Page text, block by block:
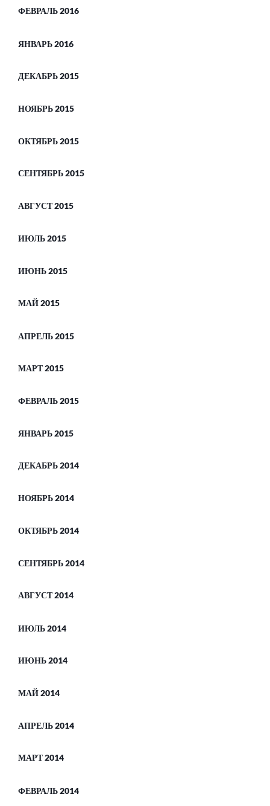
ФЕВРАЛЬ 2016
ЯНВАРЬ 2016
ДЕКАБРЬ 2015
НОЯБРЬ 2015
ОКТЯБРЬ 2015
СЕНТЯБРЬ 2015
АВГУСТ 2015
ИЮЛЬ 2015
ИЮНЬ 2015
МАЙ 2015
АПРЕЛЬ 2015
МАРТ 2015
ФЕВРАЛЬ 2015
ЯНВАРЬ 2015
ДЕКАБРЬ 2014
НОЯБРЬ 2014
ОКТЯБРЬ 2014
СЕНТЯБРЬ 2014
АВГУСТ 2014
ИЮЛЬ 2014
ИЮНЬ 2014
МАЙ 2014
АПРЕЛЬ 2014
МАРТ 2014
ФЕВРАЛЬ 2014